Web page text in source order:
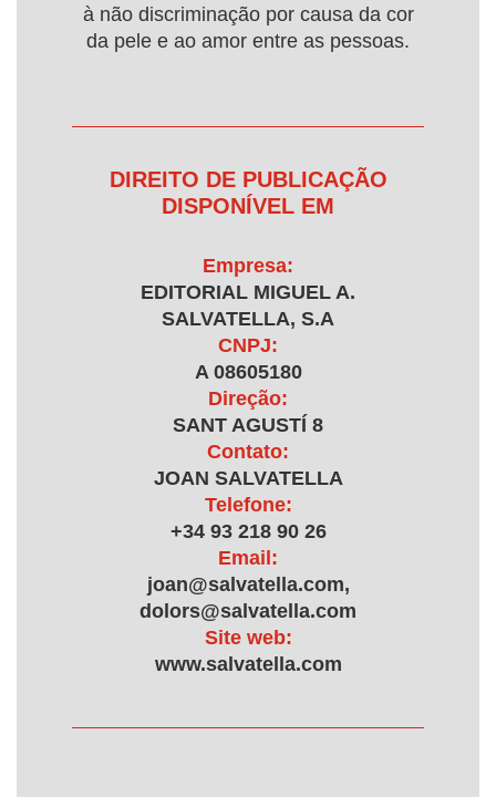
à não discriminação por causa da cor
da pele e ao amor entre as pessoas.
DIREITO DE PUBLICAÇÃO
DISPONÍVEL EM
Empresa:
EDITORIAL MIGUEL A.
SALVATELLA, S.A
CNPJ:
A 08605180
Direção:
SANT AGUSTÍ 8
Contato:
JOAN SALVATELLA
Telefone:
+34 93 218 90 26
Email:
joan@salvatella.com,
dolors@salvatella.com
Site web:
www.salvatella.com